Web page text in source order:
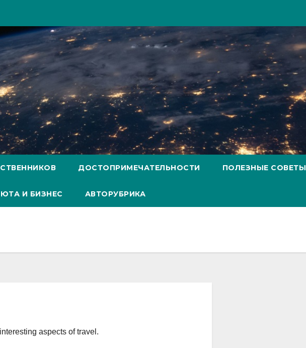
ДОСТОПРИМЕЧАТЕЛЬНОСТИ ПОЛЕЗНЫЕ СОВЕТЫ
И БИЗНЕС АВТОРУБРИКА
aspects of travel.